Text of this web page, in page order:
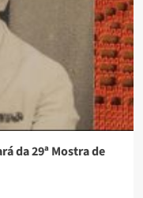
da 29ª Mostra de